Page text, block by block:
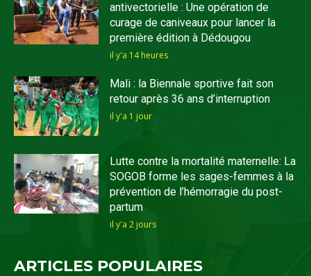
antivectorielle : Une opération de
curage de caniveaux pour lancer la
première édition à Dédougou
il y'a 14 heures
Mali : la Biennale sportive fait son
retour après 36 ans d’interruption
il y'a 1 jour
Lutte contre la mortalité maternelle: La
SOGOB forme les sages-femmes à la
prévention de l’hémorragie du post-
partum
il y'a 2 jours
ARTICLES POPULAIRES